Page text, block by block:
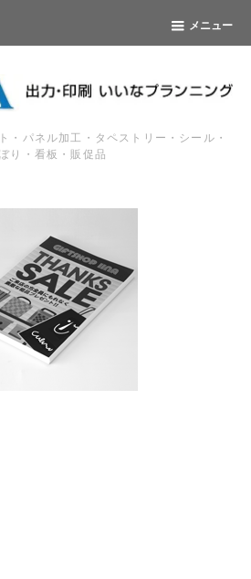
メニュー
・パネル加工・タペストリー・シール・
り・看板・販促品